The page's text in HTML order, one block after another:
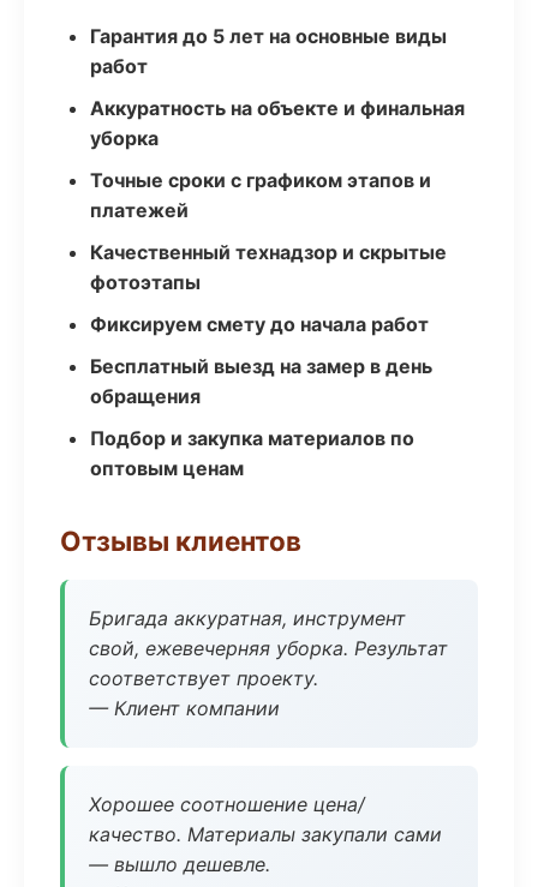
Гарантия до 5 лет на основные виды
работ
Аккуратность на объекте и финальная
уборка
Точные сроки с графиком этапов и
платежей
Качественный технадзор и скрытые
фотоэтапы
Фиксируем смету до начала работ
Бесплатный выезд на замер в день
обращения
Подбор и закупка материалов по
оптовым ценам
Отзывы клиентов
Бригада аккуратная, инструмент
свой, ежевечерняя уборка. Результат
соответствует проекту.
— Клиент компании
Хорошее соотношение цена/
качество. Материалы закупали сами
— вышло дешевле.